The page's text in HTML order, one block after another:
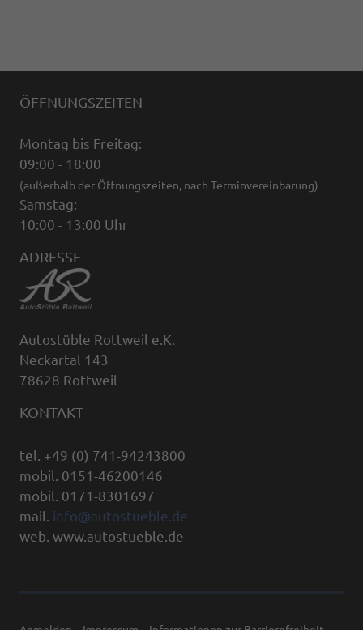
ÖFFNUNGSZEITEN
Montag bis Freitag:
09:00 - 18:00
(außerhalb der Öffnungszeiten, nach Terminvereinbarung)
Samstag:
10:00 - 13:00 Uhr
ADRESSE
Autostüble Rottweil e.K.
Neckartal 143
78628 Rottweil
KONTAKT
tel. +49 (0) 741-94243800
mobil. 0151-46200146
mobil. 0171-8301697
mail. info@autostueble.de
web. www.autostueble.de